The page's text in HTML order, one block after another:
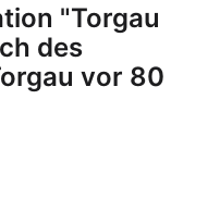
"Torgau
des
vor 80